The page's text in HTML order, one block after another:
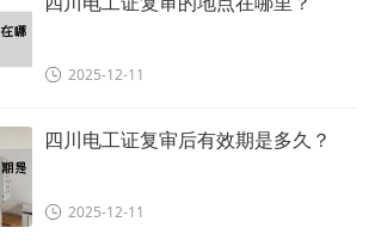
2025-12-11
四川电工证复审后有效期是多久？
2025-12-11